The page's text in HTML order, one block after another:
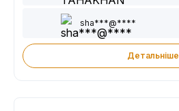
sha***@****
Детальніше